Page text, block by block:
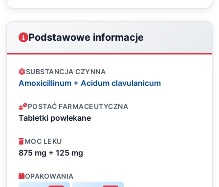
Podstawowe informacje
SUBSTANCJA CZYNNA
Amoxicillinum + Acidum clavulanicum
POSTAĆ FARMACEUTYCZNA
Tabletki powlekane
MOC LEKU
875 mg + 125 mg
OPAKOWANIA